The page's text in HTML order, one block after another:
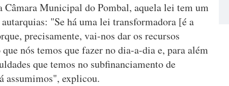
Câmara Municipal do Pombal, aquela lei tem um
"Se há uma lei transformadora [é a
precisamente, vai-nos dar os recursos
nós temos que fazer no dia-a-dia e, para além
que temos no subfinanciamento de
assumimos", explicou.